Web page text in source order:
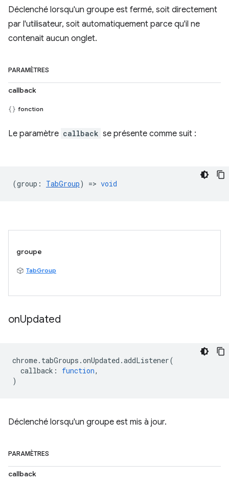
Déclenché lorsqu'un groupe est fermé, soit directement
par l'utilisateur, soit automatiquement parce qu'il ne
contenait aucun onglet.
PARAMÈTRES
callback
fonction
Le paramètre callback se présente comme suit :
(group : TabGroup) => void
groupe
TabGroup
onUpdated
chrome. tabGroups .onUpdated .addListener(
callback : function,
)
Déclenché lorsqu'un groupe est mis à jour.
PARAMÈTRES
callback